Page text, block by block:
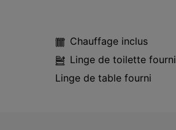
Chauffage inclus
Linge de toilette fourni
Linge de table fourni